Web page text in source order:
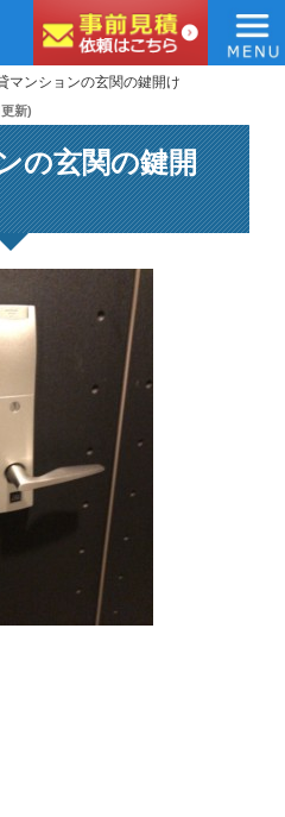
マンションの玄関の鍵開け
更新)
の玄関の鍵開